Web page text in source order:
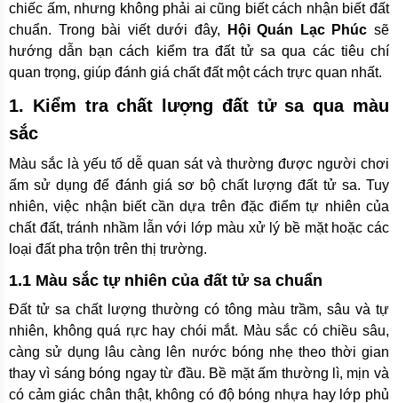
chiếc ấm, nhưng không phải ai cũng biết cách nhận biết đất
chuẩn. Trong bài viết dưới đây, Hội Quán Lạc Phúc sẽ
hướng dẫn bạn cách kiểm tra đất tử sa qua các tiêu chí
quan trọng, giúp đánh giá chất đất một cách trực quan nhất.
1. Kiểm tra chất lượng đất tử sa qua màu
sắc
Màu sắc là yếu tố dễ quan sát và thường được người chơi
ấm sử dụng để đánh giá sơ bộ chất lượng đất tử sa. Tuy
nhiên, việc nhận biết cần dựa trên đặc điểm tự nhiên của
chất đất, tránh nhầm lẫn với lớp màu xử lý bề mặt hoặc các
loại đất pha trộn trên thị trường.
1.1 Màu sắc tự nhiên của đất tử sa chuẩn
Đất tử sa chất lượng thường có tông màu trầm, sâu và tự
nhiên, không quá rực hay chói mắt. Màu sắc có chiều sâu,
càng sử dụng lâu càng lên nước bóng nhẹ theo thời gian
thay vì sáng bóng ngay từ đầu. Bề mặt ấm thường lì, mịn và
có cảm giác chân thật, không có độ bóng nhựa hay lớp phủ